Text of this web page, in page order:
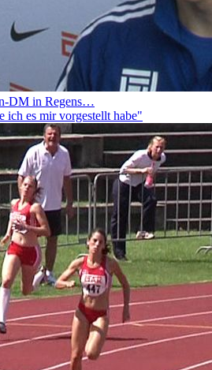
DM in Regens…
ich es mir vorgestellt habe"